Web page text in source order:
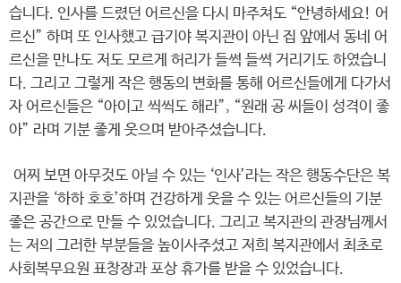
습니다. 인사를 드렸던 어르신을 다시 마주쳐도 “안녕하세요! 어
르신” 하며 또 인사했고 급기야 복지관이 아닌 집 앞에서 동네 어
르신을 만나도 저도 모르게 허리가 들썩 들썩 거리기도 하였습니
다. 그리고 그렇게 작은 행동의 변화를 통해 어르신들에게 다가서
자 어르신들은 “아이고 씩씩도 해라”, “원래 공 씨들이 성격이 좋
아” 라며 기분 좋게 웃으며 받아주셨습니다.
어찌 보면 아무것도 아닐 수 있는 ‘인사’라는 작은 행동수단은 복
지관을 ‘하하 호호’하며 건강하게 웃을 수 있는 어르신들의 기분
좋은 공간으로 만들 수 있었습니다. 그리고 복지관의 관장님께서
는 저의 그러한 부분들을 높이사주셨고 저희 복지관에서 최초로
사회복무요원 표창장과 포상 휴가를 받을 수 있었습니다.